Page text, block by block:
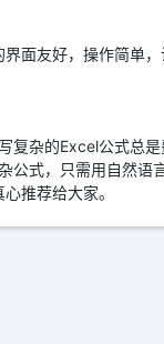
面友好，操作简单，
杂的Excel公式总
式，只需用自然
推荐给大家。